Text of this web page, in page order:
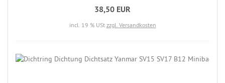
38,50 EUR
incl. 19 % USt zzgl. Versandkosten